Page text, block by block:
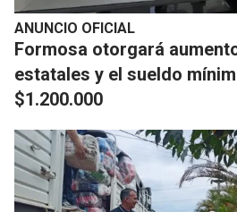
ANUNCIO OFICIAL
Formosa otorgará
estatales y el sueldo
$1.200.000